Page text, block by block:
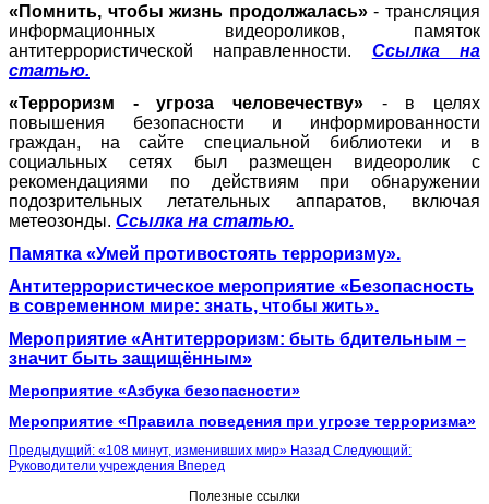
«Помнить, чтобы жизнь продолжалась»- трансляция
информационных видеороликов, памяток
антитеррористической направленности. Ссылка на
статью.
«Терроризм - угроза человечеству» - в целях
повышения безопасности и информированности
граждан, на сайте специальной библиотеки и в
социальных сетях был размещен видеоролик с
рекомендациями по действиям при обнаружении
подозрительных летательных аппаратов, включая
метеозонды. Ссылка на статью.
Памятка «Умей противостоять терроризму».
Антитеррористическое мероприятие «Безопасность
в современном мире: знать, чтобы жить».
Мероприятие «Антитерроризм: быть бдительным –
значит быть защищённым»
Мероприятие «Азбука безопасности»
Мероприятие «Правила поведения при угрозе терроризма»
Предыдущий: «108 минут, изменивших мир» Назад Следующий:
Руководители учреждения Вперед
Полезные ссылки